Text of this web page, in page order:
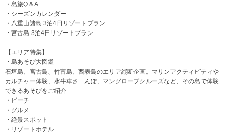
・島旅Q＆A
・シーズンカレンダー
・八重山諸島 3泊4日リゾートプラン
・宮古島 3泊4日リゾートプラン
【エリア特集】
・島あそび大図鑑
石垣島、宮古島、竹富島、西表島のエリア縦断企画。マリンアクティビティや
カルチャー体験、水牛車さ んぽ、マングローブクルーズなど、その島で体験
できるあそびをご紹介
・ビーチ
・グルメ
・絶景スポット
・リゾートホテル